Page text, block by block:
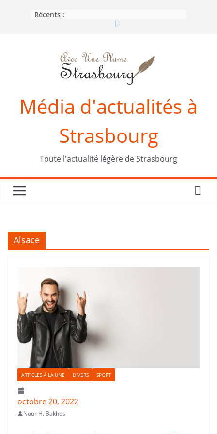
Récents :
Média d'actualités à
Strasbourg
Toute l'actualité légère de Strasbourg
Alsace
ARTICLES À LA UNE DIVERS SPORT
octobre 20, 2022
Nour H. Bakhos